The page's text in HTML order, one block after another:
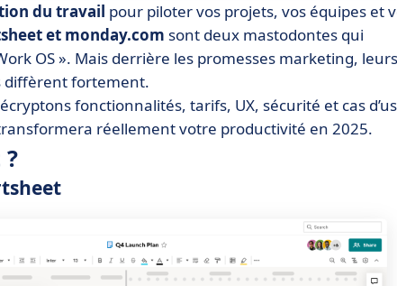
fonctionnalités
prix
est la plus intuitive ?
intégrations
?
du travail pour piloter vos projets, vos équipes et
et monday.com sont deux mastodontes qui
OS ». Mais derrière les promesses marketing, leurs
diffèrent fortement.
fonctionnalités, tarifs, UX, sécurité et cas
réellement votre productivité en 2025.